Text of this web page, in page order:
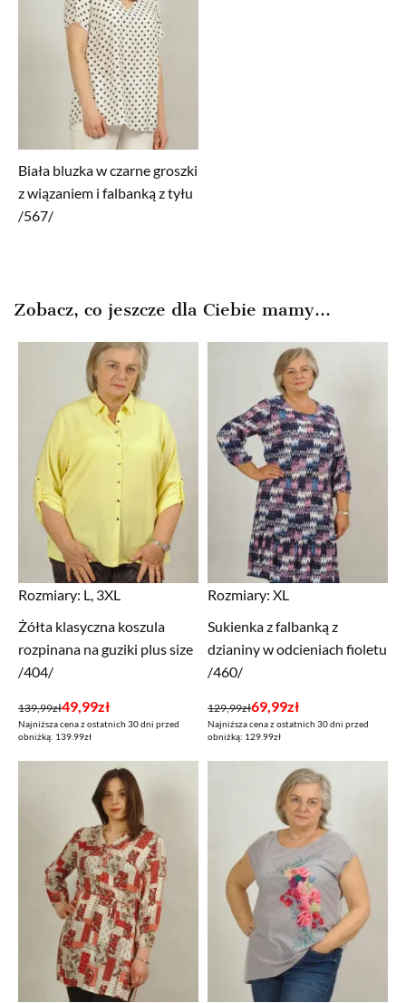
Biała bluzka w czarne groszki
z wiązaniem i falbanką z tyłu
/567/
Zobacz, co jeszcze dla Ciebie mamy...
Rozmiary: L, 3XL
Żółta klasyczna koszula
rozpinana na guziki plus size
/404/
139,99zł
Pierwotna
cena
49,99zł
Aktualna
cena
Najniższa cena z ostatnich 30 dni przed
obniżką: 139.99zł
Rozmiary: XL
Sukienka z falbanką z
dzianiny w odcieniach fioletu
/460/
129,99zł
Pierwotna
cena
69,99zł
Aktualna
cena
Najniższa cena z ostatnich 30 dni przed
obniżką: 129.99zł